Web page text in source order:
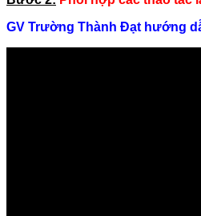
GV Trường Thành Đạt hướng